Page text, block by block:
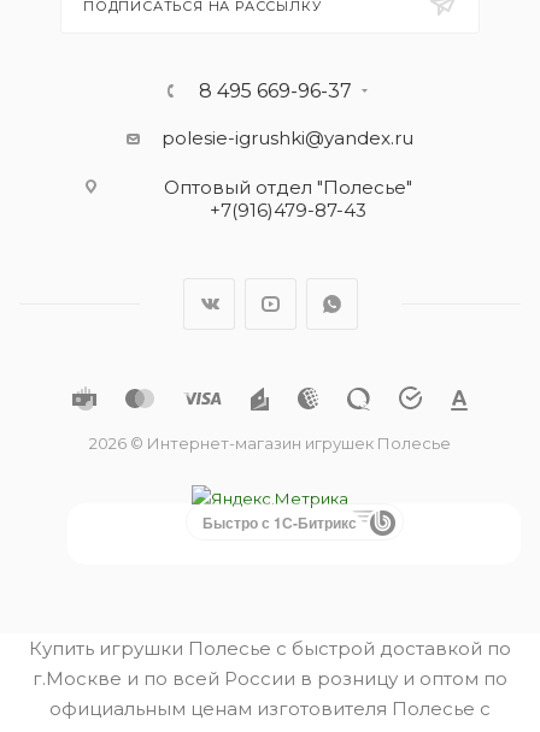
ПОДПИСАТЬСЯ НА РАССЫЛКУ
8 495 669-96-37
polesie-igrushki@yandex.ru
Оптовый отдел "Полесье"
+7(916)479-87-43
2026 © Интернет-магазин игрушек Полесье
Быстро с 1С-Битрикс
Купить игрушки Полесье с быстрой доставкой по
г.Москве и по всей России в розницу и оптом по
официальным ценам изготовителя Полесье с